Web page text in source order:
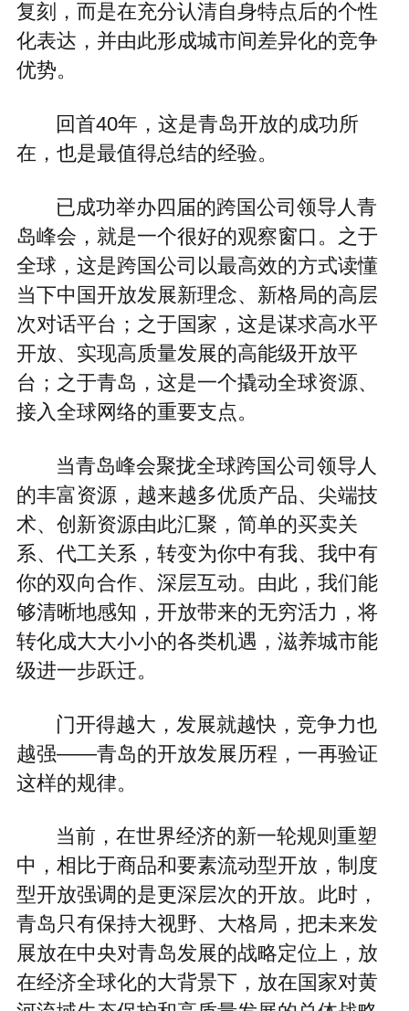
复刻，而是在充分认清自身特点后的个性
化表达，并由此形成城市间差异化的竞争
优势。
回首40年，这是青岛开放的成功所
在，也是最值得总结的经验。
已成功举办四届的跨国公司领导人青
岛峰会，就是一个很好的观察窗口。之于
全球，这是跨国公司以最高效的方式读懂
当下中国开放发展新理念、新格局的高层
次对话平台；之于国家，这是谋求高水平
开放、实现高质量发展的高能级开放平
台；之于青岛，这是一个撬动全球资源、
接入全球网络的重要支点。
当青岛峰会聚拢全球跨国公司领导人
的丰富资源，越来越多优质产品、尖端技
术、创新资源由此汇聚，简单的买卖关
系、代工关系，转变为你中有我、我中有
你的双向合作、深层互动。由此，我们能
够清晰地感知，开放带来的无穷活力，将
转化成大大小小的各类机遇，滋养城市能
级进一步跃迁。
门开得越大，发展就越快，竞争力也
越强——青岛的开放发展历程，一再验证
这样的规律。
当前，在世界经济的新一轮规则重塑
中，相比于商品和要素流动型开放，制度
型开放强调的是更深层次的开放。此时，
青岛只有保持大视野、大格局，把未来发
展放在中央对青岛发展的战略定位上，放
在经济全球化的大背景下，放在国家对黄